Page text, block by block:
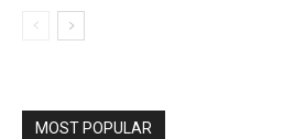
MOST POPULAR